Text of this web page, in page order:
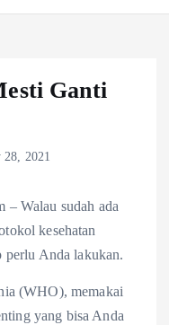
Ganti
28, 2021
Walau sudah ada
kesehatan
perlu Anda lakukan.
(WHO), memakai
yang bisa Anda